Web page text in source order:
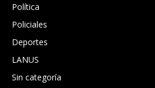
Política
Policiales
Deportes
LANUS
Sin categoría